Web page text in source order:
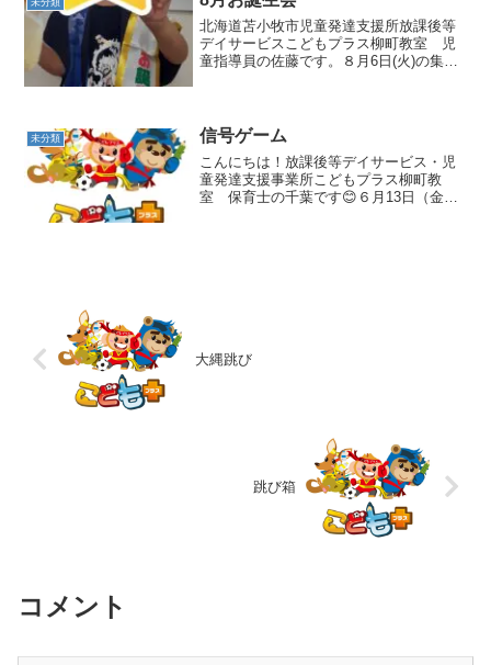
未分類
北海道苫小牧市児童発達支援所放課後等
デイサービスこどもプラス柳町教室 児
童指導員の佐藤です。８月6日(火)の集団
スをその都度変えて考...
未分類 信号ゲーム
こんにちは！放課後等デイサービス・児
童発達支援事業所こどもプラス柳町教
室 保育士の千葉です😊６月13日（金）
大縄跳び
跳び箱
コメント